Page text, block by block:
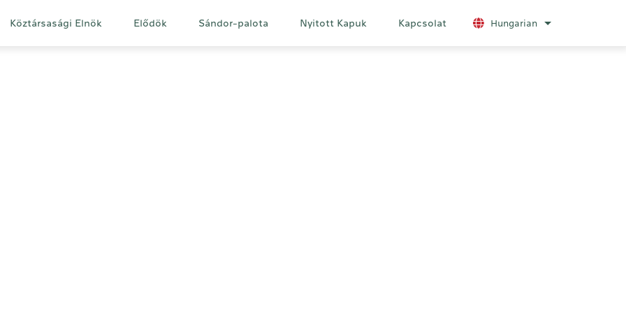
navigáció
Köztársasági Elnök Elődök Sándor-palota Nyitott Kapuk Kapcsolat Hungarian További nyelvek